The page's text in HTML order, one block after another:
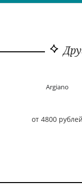
Argiano
от 4800 рублей